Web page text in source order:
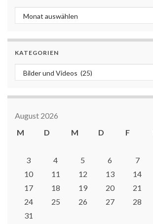
Archiv
KATEGORIEN
Kategorien
August 2026
M
D M D F
3
4 5 6 7
10
11 12 13 14
17
18 19 20 21
24
25 26 27 28
31